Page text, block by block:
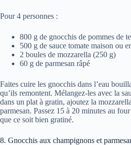
Pour 4 personnes :
800 g de gnocchis de pommes de
500 g de sauce tomate maison ou
2 boules de mozzarella (250 g)
60 g de parmesan râpé
Faites cuire les gnocchis dans l’eau
qu’ils remontent. Mélangez-les avec la
dans un plat à gratin, ajoutez la
parmesan. Passez 15 à 20 minutes au
que ce soit bien gratiné.
8. Gnocchis aux champignons et